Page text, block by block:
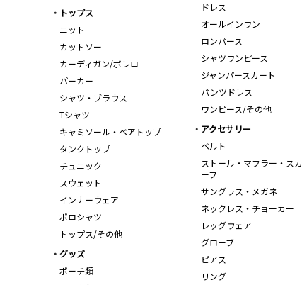
トップス
ニット
カットソー
カーディガン/ボレロ
パーカー
シャツ・ブラウス
Tシャツ
キャミソール・ベアトップ
タンクトップ
チュニック
スウェット
インナーウェア
ポロシャツ
トップス/その他
ドレス
オールインワン
ロンパース
シャツワンピース
ジャンパースカート
パンツドレス
ワンピース/その他
アクセサリー
ベルト
ストール・マフラー・スカ
ーフ
サングラス・メガネ
ネックレス・チョーカー
レッグウェア
グローブ
ピアス
リング
グッズ
ポーチ類